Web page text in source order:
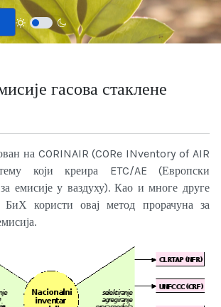
гасова стаклене
на CORINAIR (CORe INventory of AIR
који креира ETC/AE (Европски
емисије у ваздуху). Као и многе друге
БиХ користи овај метод прорачуна за